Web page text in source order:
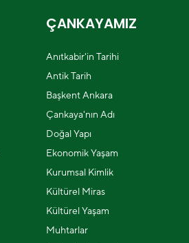
ÇANKAYAMIZ
Anıtkabir'in Tarihi
Antik Tarih
Başkent Ankara
Çankaya'nın Adı
Doğal Yapı
Ekonomik Yaşam
Kurumsal Kimlik
Kültürel Miras
Kültürel Yaşam
Muhtarlar